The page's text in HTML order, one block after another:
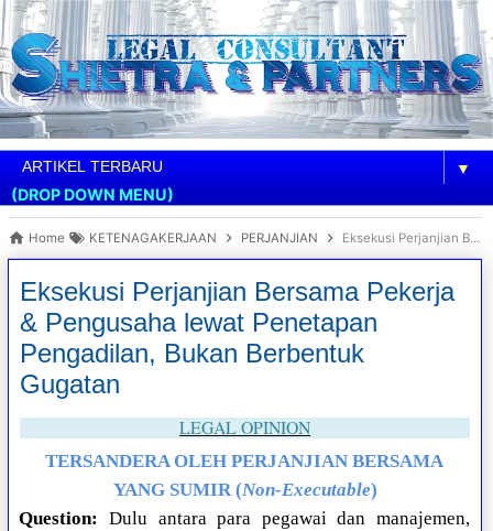
▼
(DROP DOWN MENU)
Home KETENAGAKERJAAN PERJANJIAN Eksekusi Perjanjian Bersama Pekerja & Pengusaha lewat Penetapan Pengadilan, Bukan Berbentuk Gugatan
Eksekusi Perjanjian Bersama Pekerja
& Pengusaha lewat Penetapan
Pengadilan, Bukan Berbentuk
Gugatan
LEGAL OPINION
TERSANDERA OLEH PERJANJIAN BERSAMA
YANG SUMIR (Non-Executable)
Question: Dulu antara para pegawai dan manajemen,